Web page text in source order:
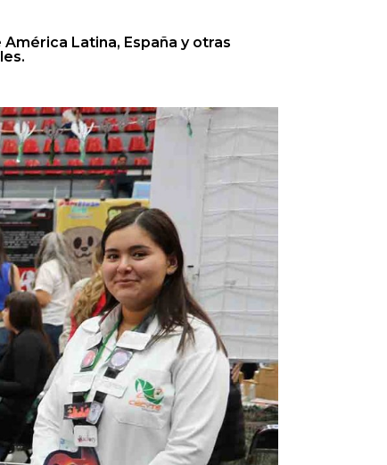
Latina, España y otras